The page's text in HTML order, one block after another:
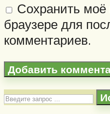
Сохранить моё
браузере для
комментариев.